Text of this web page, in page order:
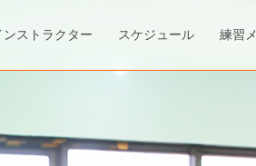
ンストラクター スケジュール 練習